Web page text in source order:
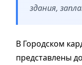
здания,
В Городском
представлены